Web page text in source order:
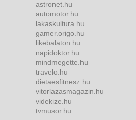
astronet.hu
automotor.hu
lakaskultura.hu
gamer.origo.hu
likebalaton.hu
napidoktor.hu
mindmegette.hu
travelo.hu
dietaesfitnesz.hu
vitorlazasmagazin.hu
videkize.hu
tvmusor.hu